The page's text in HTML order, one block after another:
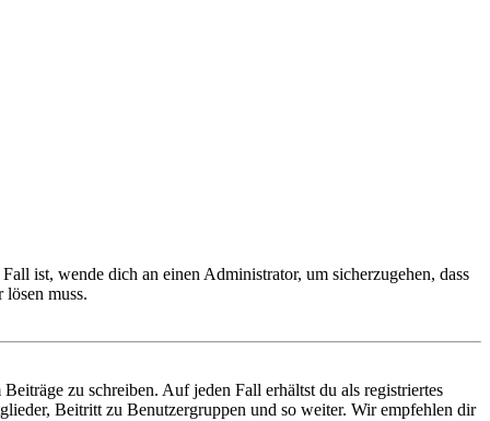
ist, wende dich an einen Administrator, um sicherzugehen, dass
muss.
zu schreiben. Auf jeden Fall erhältst du als registriertes
Beitritt zu Benutzergruppen und so weiter. Wir empfehlen dir